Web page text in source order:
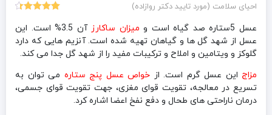
احیای سلامت (مورد تایید دکتر روازاده)
4.47
در
امتیازدهی
مشتری
عسل 5ستاره صد گیاه است و میزان ساکارز
آن 3.5% است. این
عسل از شهد گل ها و گیاهان تهیه شده است. آنزیم هایی که دارد
گلوکز و ویتامین و املاح و ترکیبات مفید را از شهد گل جدا می کند.
مزاج این عسل گرم است. از خواص عسل پنج ستاره می توان به
تسریع در معالجه، تقویت قوای مغزی، جهت تقویت قوای جسمی،
درمان ناراحتی های طحال و دفع نفخ اعضا اشاره کرد.